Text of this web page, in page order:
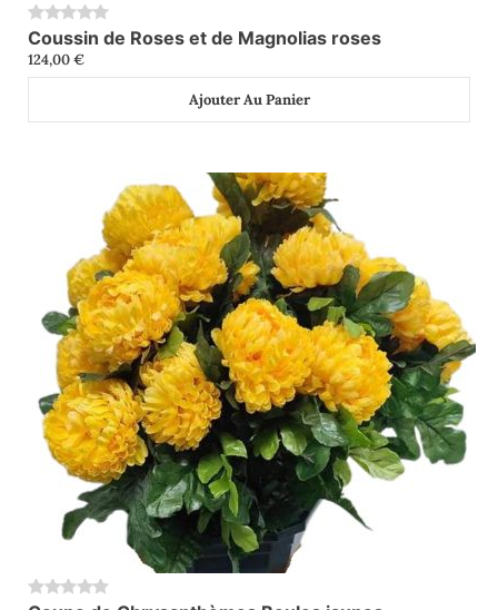
0
Coussin de Roses et de Magnolias roses
124,00€
Ajouter Au Panier